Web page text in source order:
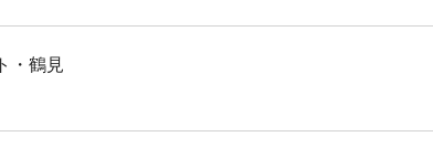
・鶴見